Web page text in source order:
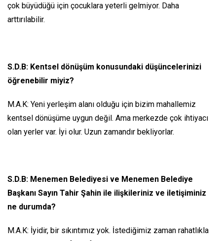
çok büyüdüğü için çocuklara yeterli gelmiyor. Daha
arttırılabilir.
S.D.B: Kentsel dönüşüm konusundaki düşüncelerinizi
öğrenebilir miyiz?
M.A.K: Yeni yerleşim alanı olduğu için bizim mahallemiz
kentsel dönüşüme uygun değil. Ama merkezde çok ihtiyacı
olan yerler var. İyi olur. Uzun zamandır bekliyorlar.
S.D.B: Menemen Belediyesi ve Menemen Belediye
Başkanı Sayın Tahir Şahin ile ilişkileriniz ve iletişiminiz
ne durumda?
M.A.K: İyidir, bir sıkıntımız yok. İstediğimiz zaman rahatlıkla